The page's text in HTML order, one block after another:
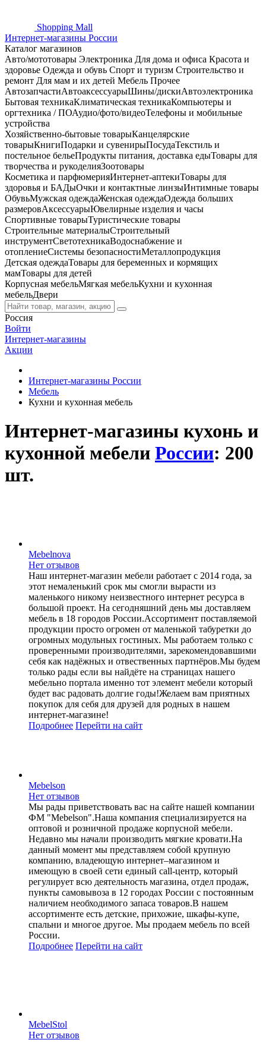
Shopping Mall
Интернет-магазины России
Каталог магазинов
Авто/мототовары Электроника Для дома и офиса Красота и
здоровье Одежда и обувь Спорт и туризм Строительство и
ремонт Для мам и их детей Мебель Прочее
АвтозапчастиАвтоаксессуарыШины/дискиАвтоэлектроника
Бытовая техникаКлиматическая техникаКомпьютеры и
оргтехника / ПОАудио/фото/видеоТелефоны и мобильные
устройства
Хозяйственно-бытовые товарыКанцелярские
товарыКнигиПодарки и сувенирыПосудаТекстиль и
постельное бельеПродукты питания, доставка едыТовары для
творчества и рукоделияЗоотовары
Косметика и парфюмерияИнтернет-аптекиТовары для
здоровья и БАДыОчки и контактные линзыИнтимные товары
ОбувьМужская одеждаЖенская одеждаОдежда больших
размеровАксессуарыЮвелирные изделия и часы
Спортивные товарыТуристические товары
Строительные материалыСтроительный
инструментСветотехникаВодоснабжение и
отоплениеСистемы безопасностиМеталлопродукция
Детская одеждаТовары для беременных и кормящих
мамТовары для детей
Корпусная мебельМягкая мебельКухни и кухонная
мебельДвери
Россия
Войти
Интернет-магазины
Акции
Интернет-магазины России
Мебель
Кухни и кухонная мебель
Интернет-магазины кухонь и
кухонной мебели России: 200
шт.
Mebelnova
Нет отзывов
Наш интернет-магазин мебели работает с 2014 года, за
этот немаленький срок мы смогли вырасти из
маленького никому неизвестного интернет ресурса в
большой проект. На сегодняшний день мы доставляем
мебель в 18 городов России.Ассортимент поставляемой
продукции просто огромен от маленькой табуретки до
огромных модульных гостиных. Мы работаем только с
проверенными производителями, зарекомендовавшими
себя как надёжных и отвественных партнёров.Мы будем
только рады если вы найдёте на страницах нашего
мебельно портала именно тот элемент мебели который
будет вас радовать долгие годы!Желаем вам приятных
покупок для себя для друзей для родных в нашем
интернет-магазине!
Подробнее Перейти на сайт
Mebelson
Нет отзывов
Мы рады приветствовать вас на сайте нашей компании
ФМ "Mebelson".Наша компания специализируется на
оптовой и розничной продаже корпусной мебели.
Недавно мы начали производить мягкие кровати.На
данный момент мы представляем собой крупную
компанию, владеющую интернет–магазином и
имеющую в своей сети единый call-центр, который
регулирует всю деятельность магазина, отдел продаж,
пункты самовывоза в 12 городах России c постоянным
наличием необходимого запаса товаров.В нашем
ассортименте есть детские, прихожие, шкафы-купе,
спальни и многое другое. Мы продаем мебель по всей
России.
Подробнее Перейти на сайт
MebelStol
Нет отзывов